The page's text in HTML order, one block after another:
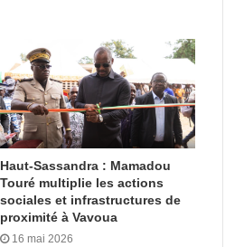
Haut-Sassandra : Mamadou
Touré multiplie les actions
sociales et infrastructures de
proximité à Vavoua
16 mai 2026